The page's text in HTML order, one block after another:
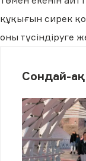
құқығын сирек
оны түсіндіруге
Сондай-